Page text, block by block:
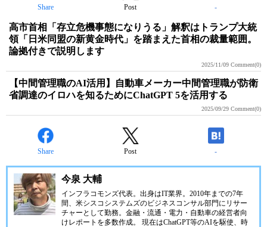
Share Post -
高市首相「存立危機事態になりうる」解釈はトランプ大統
領「日米同盟の新黄金時代」を踏まえた首相の裁量範囲。
論拠付きで説明します
2025/11/09 Comment(0)
【中間管理職のAI活用】自動車メーカー中間管理職が防衛
省調達のイロハを知るためにChatGPT 5を活用する
2025/09/29 Comment(0)
Share Post -
今泉 大輔
インフラコモンズ代表。出身はIT業界。2010年までの7年
間、米シスコシステムズのビジネスコンサル部門にリサー
チャーとして勤務。金融・流通・電力・自動車の経営者向
けレポートを多数作成。 現在はChatGPT等のAIを駆使、時